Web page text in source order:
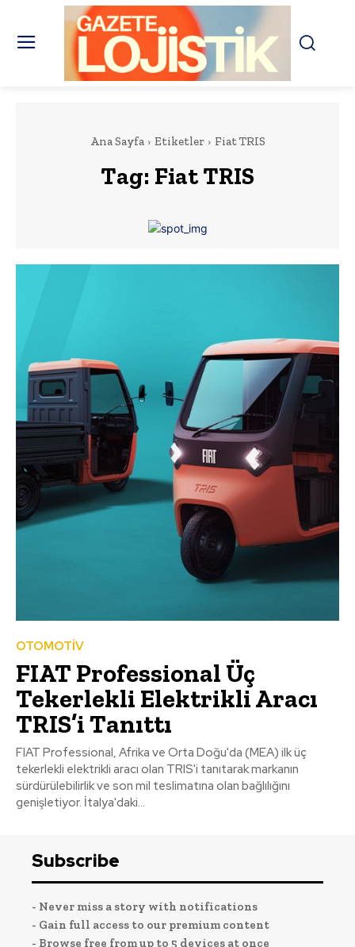
Ana Sayfa Etiketler Fiat TRIS
Tag: Fiat TRIS
OTOMOTİV
FIAT Professional Üç
Tekerlekli Elektrikli Aracı
TRIS’i Tanıttı
FIAT Professional, Afrika ve Orta Doğu'da (MEA) ilk üç
tekerlekli elektrikli aracı olan TRIS'i tanıtarak markanın
sürdürülebilirlik ve son mil teslimatına olan bağlılığını
genişletiyor. İtalya'daki...
Subscribe
- Never miss a story with notifications
- Gain full access to our premium content
- Browse free from up to 5 devices at once